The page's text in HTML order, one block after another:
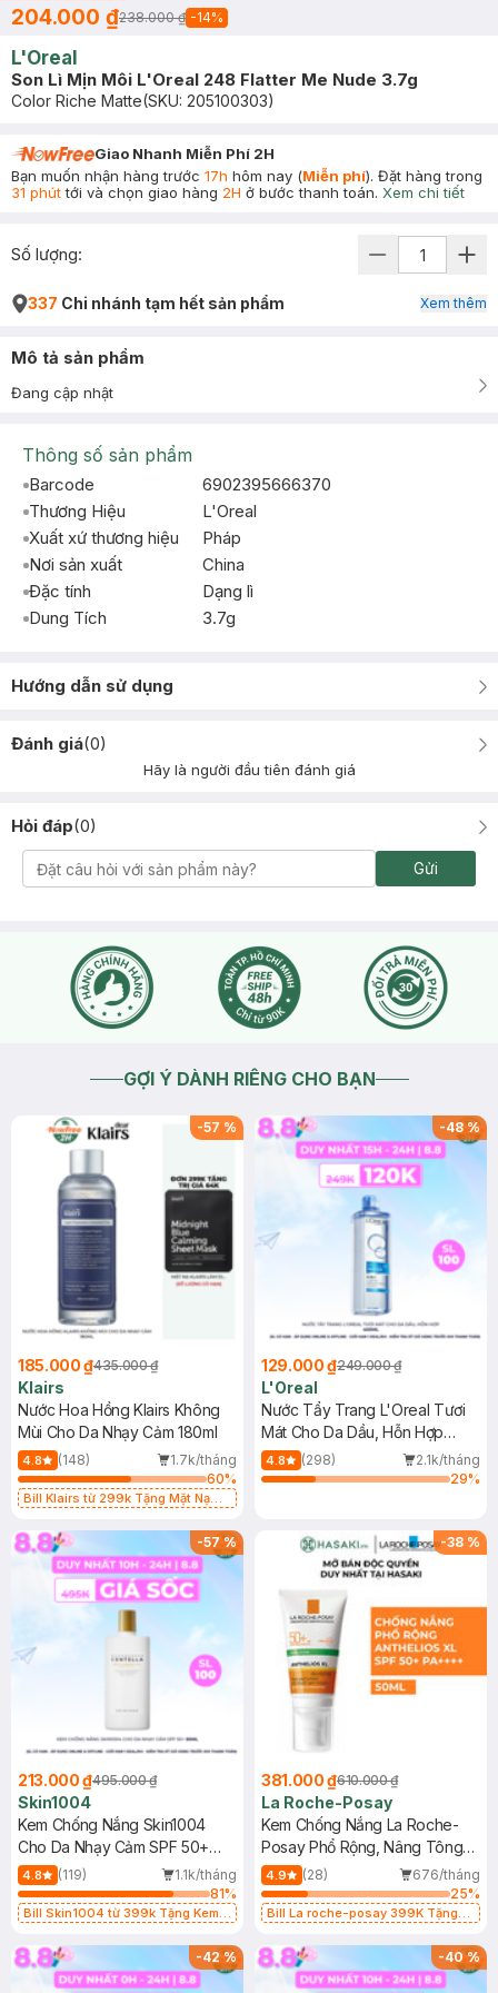
204.000 ₫238.000 ₫ -14%
L'Oreal
Son Lì Mịn Môi L'Oreal 248 Flatter Me Nude 3.7g
Color Riche Matte(SKU: 205100303)
Giao Nhanh Miễn Phí 2H
Bạn muốn nhận hàng trước 17h hôm nay (Miễn phí). Đặt hàng trong
31 phúttới và chọn giao hàng 2H ở bước thanh toán. Xem chi tiết
Số lượng:
337 Chi nhánh tạm hết sản phẩm Xem thêm
Mô tả sản phẩm
Đang cập nhật
Thông số sản phẩm
Barcode
6902395666370
Thương Hiệu
L'Oreal
Xuất xứ thương hiệu
Pháp
Nơi sản xuất
China
Đặc tính
Dạng lì
Dung Tích
3.7g
Hướng dẫn sử dụng
Đánh giá(0)
Hãy là người đầu tiên đánh giá
Hỏi đáp(0)
Gửi
GỢI Ý DÀNH RIÊNG CHO BẠN
-57 %
185.000 ₫435.000 ₫
Klairs
Nước Hoa Hồng Klairs Không
Mùi Cho Da Nhạy Cảm 180ml
4.8 (148)
1.7k/tháng
60%
Bill Klairs từ 299k Tặng Mặt Nạ
25ml (SL Có Hạn)
-48%
129.000 ₫249.000 ₫
L'Oreal
Nước Tẩy Trang L'Oreal Tươi
Mát Cho Da Dầu, Hỗn Hợp
400ml
4.8 (298)
2.1k/tháng
29%
-57%
213.000 ₫495.000 ₫
Skin1004
Kem Chống Nắng Skin1004
Cho Da Nhạy Cảm SPF 50+
50ml
4.8 (119)
1.1k/tháng
81%
Bill Skin1004 từ 399k Tặng Kem
SPF 50+ 20ml (SL Có Hạn)
-38 %
381.000 ₫610.000 ₫
La Roche-Posay
Kem Chống Nắng La Roche-
Posay Phổ Rộng, Nâng Tông
Kiềm Dầu 50ml
4.9 (28)
676/tháng
25%
Bill La roche-posay 399K Tặng
(SL có hạn)
-42% -40%